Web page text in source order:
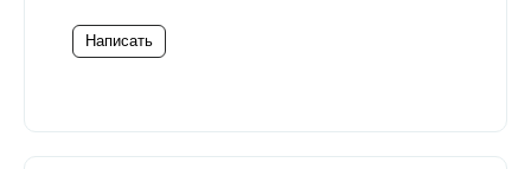
Написать